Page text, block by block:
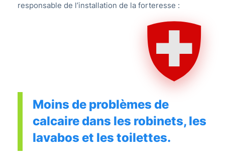
responsable de l’installation de la forteresse :
Moins de problèmes de
calcaire dans les robinets, les
lavabos et les toilettes.